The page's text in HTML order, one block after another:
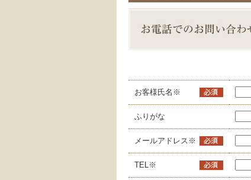
お客様氏名※
ふりがな
メールアドレス※
TEL※